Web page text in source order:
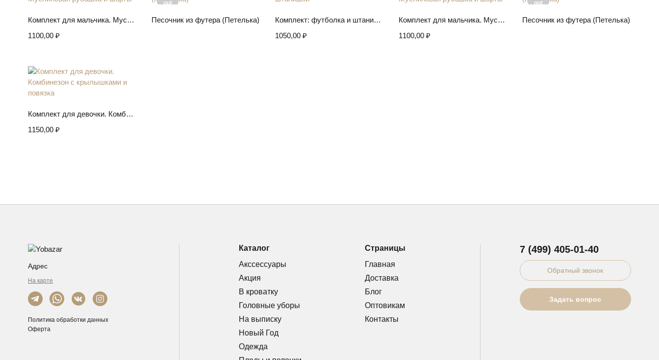
Комплект для мальчика. Муслиновая рубашка и шорты
1100,00 ₽
out
Песочник из футера (Петелька)
Комплект: футболка и штанишки
1050,00 ₽
Комплект для мальчика. Муслиновая рубашка и шорты
1100,00 ₽
out
Песочник из футера (Петелька)
Комплект для девочки. Комбинезон с крылышками и повязка
1150,00 ₽
Адрес
На карте
Политика обработки данных
Оферта
Каталог
Акссессуары
Акция
В кроватку
Головные уборы
На выписку
Новый Год
Одежда
Страницы
Главная
Доставка
Блог
Оптовикам
Контакты
7 (499) 405-01-40
Обратный звонок
Задать вопрос